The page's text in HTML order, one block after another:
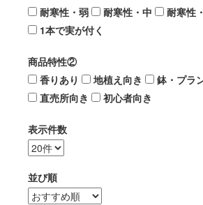
耐寒性・弱
耐寒性・中 耐寒性
1本で実が付く
商品特性②
香りあり
地植え向き 鉢・プラ
直売所向き
初心者向き
表示件数
並び順